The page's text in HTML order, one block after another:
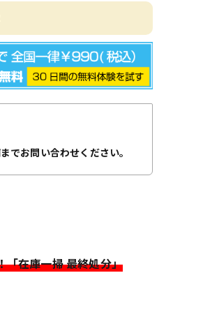
でお問い合わせください。
「在庫一掃 最終処分」